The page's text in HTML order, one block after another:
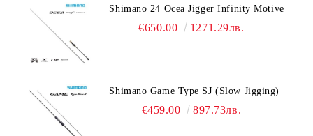
Shimano 24 Ocea Jigger Infinity Motive
€650.00 1271.29лв.
Shimano Game Type SJ (Slow Jigging)
€459.00 897.73лв.